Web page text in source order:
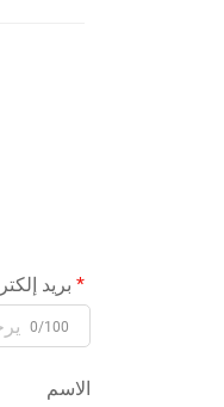
بريد
0/100
الاسم